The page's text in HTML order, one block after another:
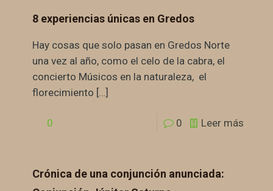
8 experiencias únicas en Gredos
Hay cosas que solo pasan en Gredos Norte
una vez al año, como el celo de la cabra, el
concierto Músicos en la naturaleza, el
florecimiento […]
0 0 Leer más
Crónica de una conjunción anunciada: